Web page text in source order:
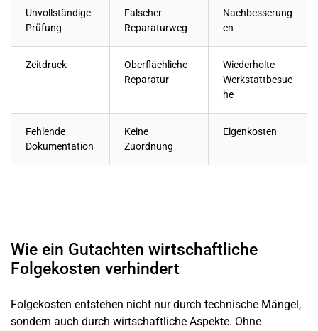
Unvollständige
Prüfung
Falscher
Reparaturweg
Nachbesserung
en
Zeitdruck
Oberflächliche
Reparatur
Wiederholte
Werkstattbesuc
he
Fehlende
Dokumentation
Keine
Zuordnung
Eigenkosten
Wie ein Gutachten wirtschaftliche
Folgekosten verhindert
Folgekosten entstehen nicht nur durch technische Mängel,
sondern auch durch wirtschaftliche Aspekte. Ohne